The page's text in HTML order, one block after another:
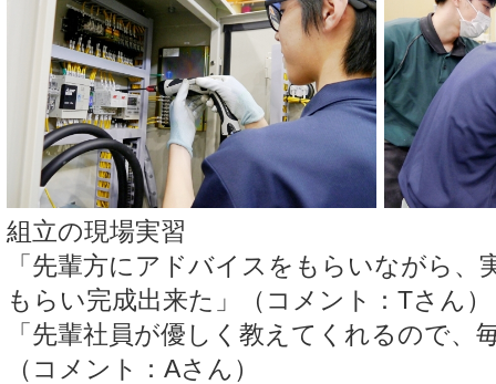
組立の現場実習
「先輩方にアドバイスをもらいながら、
もらい完成出来た」（コメント：Tさん）
「先輩社員が優しく教えてくれるので、
（コメント：Aさん）